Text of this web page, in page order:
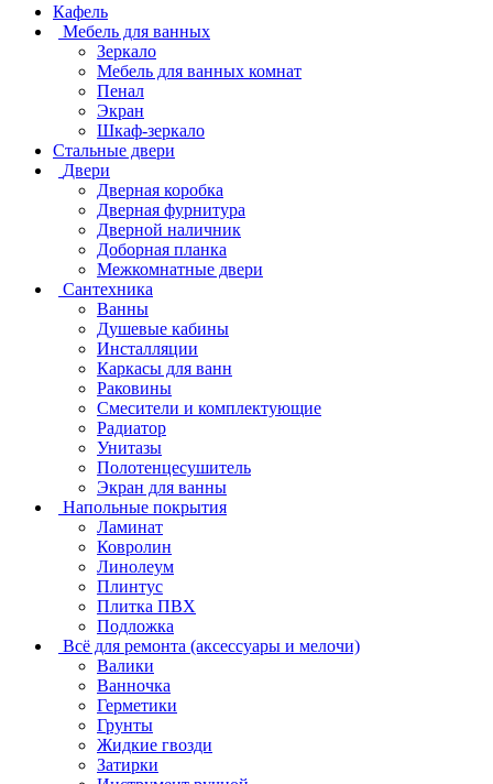
Кафель
Мебель для ванных
Зеркало
Мебель для ванных комнат
Пенал
Экран
Шкаф-зеркало
Стальные двери
Двери
Дверная коробка
Дверная фурнитура
Дверной наличник
Доборная планка
Межкомнатные двери
Сантехника
Ванны
Душевые кабины
Инсталляции
Каркасы для ванн
Раковины
Смесители и комплектующие
Радиатор
Унитазы
Полотенцесушитель
Экран для ванны
Напольные покрытия
Ламинат
Ковролин
Линолеум
Плинтус
Плитка ПВХ
Подложка
Всё для ремонта (аксессуары и мелочи)
Валики
Ванночка
Герметики
Грунты
Жидкие гвозди
Затирки